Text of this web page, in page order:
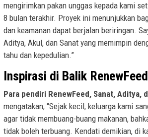
mengirimkan pakan unggas kepada kami
8 bulan terakhir. Proyek ini menunjukkan
dan keamanan dapat berjalan beriringan.
Aditya, Akul, dan Sanat yang memimpin
tahu dan kepedulian.”
Inspirasi di Balik RenewFeed
Para pendiri RenewFeed, Sanat, Aditya,
mengatakan, “Sejak kecil, keluarga kami
agar tidak membuang-buang makanan,
tidak boleh terbuang. Kendati demikian, di